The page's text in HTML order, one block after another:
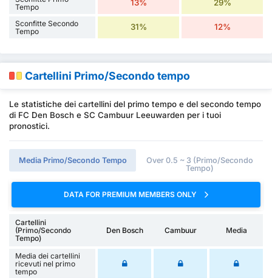
Tempo
13% 29%
Sconfitte Secondo
Tempo
31% 12%
Cartellini Primo/Secondo tempo
Le statistiche dei cartellini del primo tempo e del secondo tempo
di FC Den Bosch e SC Cambuur Leeuwarden per i tuoi
pronostici.
Media Primo/Secondo Tempo
Over 0.5 ~ 3 (Primo/Secondo
Tempo)
DATA FOR PREMIUM MEMBERS ONLY
Cartellini
(Primo/Secondo
Tempo)
Den Bosch Cambuur Media
Media dei cartellini
ricevuti nel primo
tempo